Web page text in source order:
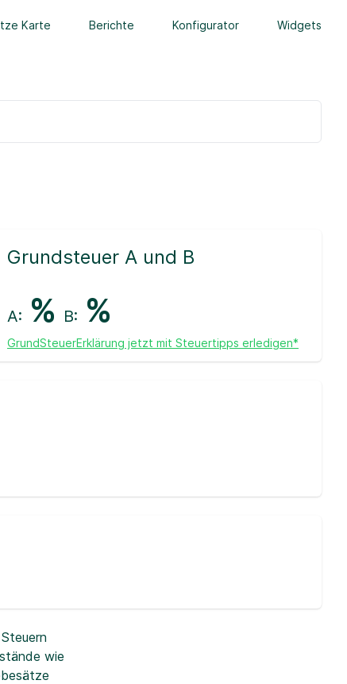
Karte Berichte Konfigurator Widgets
Grundsteuer A und B
A: % B: %
GrundSteuerErklärung jetzt mit Steuertipps erledigen*
wie